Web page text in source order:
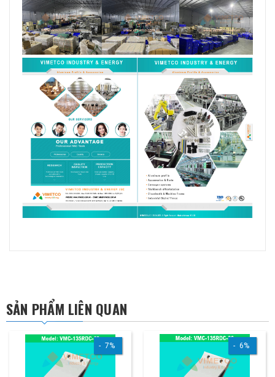
SẢN PHẨM LIÊN QUAN
7% 6%